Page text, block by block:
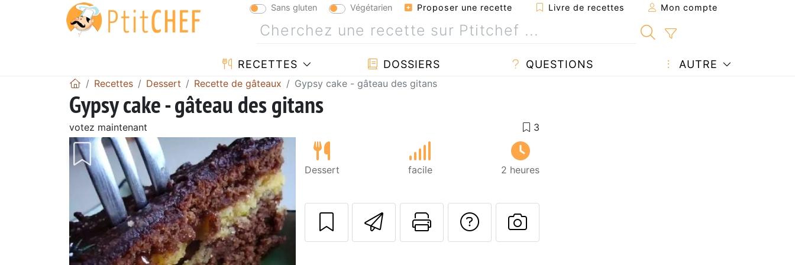
Sans gluten Végétarien Proposer une recette Livre de recettes Mon compte
RECETTES DOSSIERS QUESTIONS AUTRE
Recettes Dessert Recette de gâteaux Gypsy cake - gâteau des gitans
Gypsy cake - gâteau des gitans
votez maintenant
Dessert facile 2 heures
Envoyer cette recette à un ami
Imprimer cette page
Poser une question à l'auteur
Publier votre photo de cette